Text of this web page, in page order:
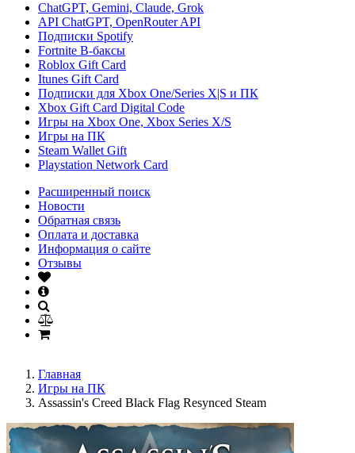
ChatGPT, Gemini, Claude, Grok
API ChatGPT, OpenRouter API
Подписки Spotify
Fortnite В-баксы
Roblox Gift Card
Itunes Gift Card
Подписки для Xbox One/Series X|S и ПК
Xbox Gift Card Digital Code
Игры на Xbox One, Xbox Series X/S
Игры на ПК
Steam Wallet Gift
Playstation Network Card
Расширенный поиск
Новости
Обратная связь
Оплата и доставка
Информация о сайте
Отзывы
Главная
Игры на ПК
Assassin's Creed Black Flag Resynced Steam